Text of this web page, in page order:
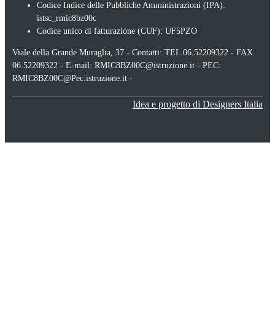
Codice Indice delle Pubbliche Amministrazioni (IPA):
istsc_rmic8bz00c
Codice unico di fatturazione (CUF): UF5PZO
Viale della Grande Muraglia, 37 - Contatti: TEL 06.52209322 - FAX
06.52209322 - E-mail: RMIC8BZ00C@istruzione.it - PEC:
RMIC8BZ00C@Pec.istruzione.it -
Idea e progetto di Designers Italia